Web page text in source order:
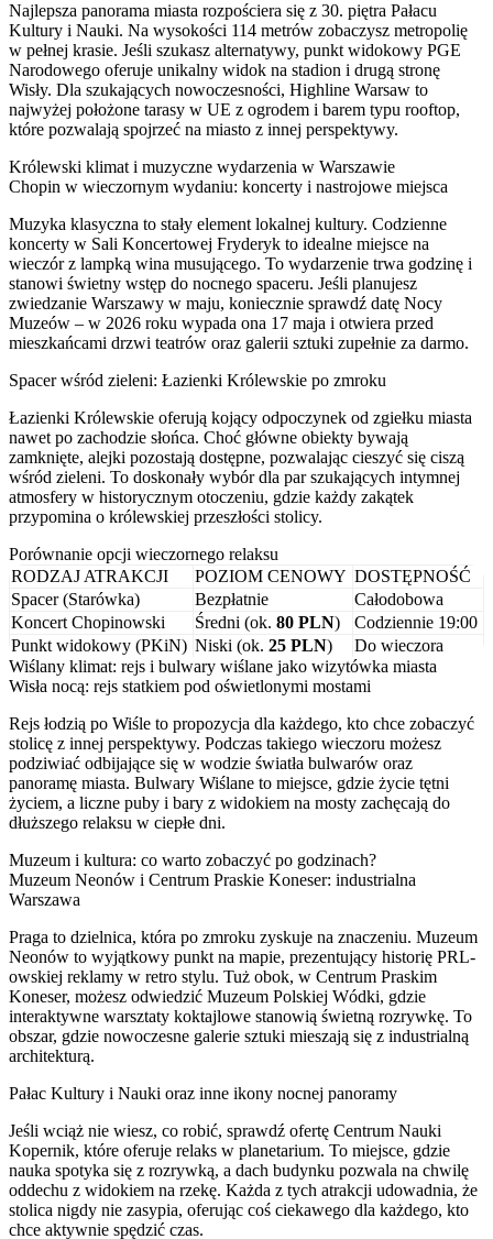
Najlepsza panorama miasta rozpościera się z 30. piętra Pałacu
Kultury i Nauki. Na wysokości 114 metrów zobaczysz metropolię
w pełnej krasie. Jeśli szukasz alternatywy, punkt widokowy PGE
Narodowego oferuje unikalny widok na stadion i drugą stronę
Wisły. Dla szukających nowoczesności, Highline Warsaw to
najwyżej położone tarasy w UE z ogrodem i barem typu rooftop,
które pozwalają spojrzeć na miasto z innej perspektywy.
Królewski klimat i muzyczne wydarzenia w Warszawie
Chopin w wieczornym wydaniu: koncerty i nastrojowe miejsca
Muzyka klasyczna to stały element lokalnej kultury. Codzienne
koncerty w Sali Koncertowej Fryderyk to idealne miejsce na
wieczór z lampką wina musującego. To wydarzenie trwa godzinę i
stanowi świetny wstęp do nocnego spaceru. Jeśli planujesz
zwiedzanie Warszawy w maju, koniecznie sprawdź datę Nocy
Muzeów – w 2026 roku wypada ona 17 maja i otwiera przed
mieszkańcami drzwi teatrów oraz galerii sztuki zupełnie za darmo.
Spacer wśród zieleni: Łazienki Królewskie po zmroku
Łazienki Królewskie oferują kojący odpoczynek od zgiełku miasta
nawet po zachodzie słońca. Choć główne obiekty bywają
zamknięte, alejki pozostają dostępne, pozwalając cieszyć się ciszą
wśród zieleni. To doskonały wybór dla par szukających intymnej
atmosfery w historycznym otoczeniu, gdzie każdy zakątek
przypomina o królewskiej przeszłości stolicy.
Porównanie opcji wieczornego relaksu
RODZAJ ATRAKCJI
POZIOM CENOWY DOSTĘPNOŚĆ
Spacer (Starówka)
Bezpłatnie
Całodobowa
Koncert Chopinowski
Średni (ok. 80 PLN)
Codziennie 19:00
Punkt widokowy (PKiN) Niski (ok. 25 PLN)
Do wieczora
Wiślany klimat: rejs i bulwary wiślane jako wizytówka miasta
Wisła nocą: rejs statkiem pod oświetlonymi mostami
Rejs łodzią po Wiśle to propozycja dla każdego, kto chce zobaczyć
stolicę z innej perspektywy. Podczas takiego wieczoru możesz
podziwiać odbijające się w wodzie światła bulwarów oraz
panoramę miasta. Bulwary Wiślane to miejsce, gdzie życie tętni
życiem, a liczne puby i bary z widokiem na mosty zachęcają do
dłuższego relaksu w ciepłe dni.
Muzeum i kultura: co warto zobaczyć po godzinach?
Muzeum Neonów i Centrum Praskie Koneser: industrialna
Warszawa
Praga to dzielnica, która po zmroku zyskuje na znaczeniu. Muzeum
Neonów to wyjątkowy punkt na mapie, prezentujący historię PRL-
owskiej reklamy w retro stylu. Tuż obok, w Centrum Praskim
Koneser, możesz odwiedzić Muzeum Polskiej Wódki, gdzie
interaktywne warsztaty koktajlowe stanowią świetną rozrywkę. To
obszar, gdzie nowoczesne galerie sztuki mieszają się z industrialną
architekturą.
Pałac Kultury i Nauki oraz inne ikony nocnej panoramy
Jeśli wciąż nie wiesz, co robić, sprawdź ofertę Centrum Nauki
Kopernik, które oferuje relaks w planetarium. To miejsce, gdzie
nauka spotyka się z rozrywką, a dach budynku pozwala na chwilę
oddechu z widokiem na rzekę. Każda z tych atrakcji udowadnia, że
stolica nigdy nie zasypia, oferując coś ciekawego dla każdego, kto
chce aktywnie spędzić czas.